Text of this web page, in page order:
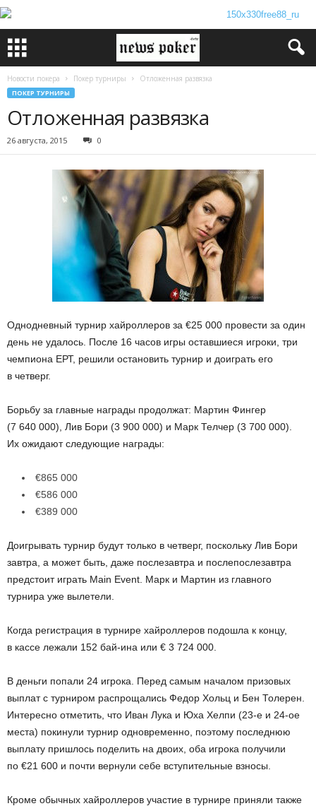
Новости покера Покер турниры Отложенная развязка
ПОКЕР ТУРНИРЫ
Отложенная развязка
26 августа, 2015 0
Однодневный турнир хайроллеров за €25 000 провести за один
день не удалось. После 16 часов игры оставшиеся игроки, три
чемпиона ЕРТ, решили остановить турнир и доиграть его
в четверг.
Борьбу за главные награды продолжат: Мартин Фингер
(7 640 000), Лив Бори (3 900 000) и Марк Телчер (3 700 000).
Их ожидают следующие награды:
€865 000
€586 000
€389 000
Доигрывать турнир будут только в четверг, поскольку Лив Бори
завтра, а может быть, даже послезавтра и послепослезавтра
предстоит играть Main Event. Марк и Мартин из главного
турнира уже вылетели.
Когда регистрация в турнире хайроллеров подошла к концу,
в кассе лежали 152 бай-ина или € 3 724 000.
В деньги попали 24 игрока. Перед самым началом призовых
выплат с турниром распрощались Федор Хольц и Бен Толерен.
Интересно отметить, что Иван Лука и Юха Хелпи (23-е и 24-ое
места) покинули турнир одновременно, поэтому последнюю
выплату пришлось поделить на двоих, оба игрока получили
по €21 600 и почти вернули себе вступительные взносы.
Кроме обычных хайроллеров участие в турнире приняли также